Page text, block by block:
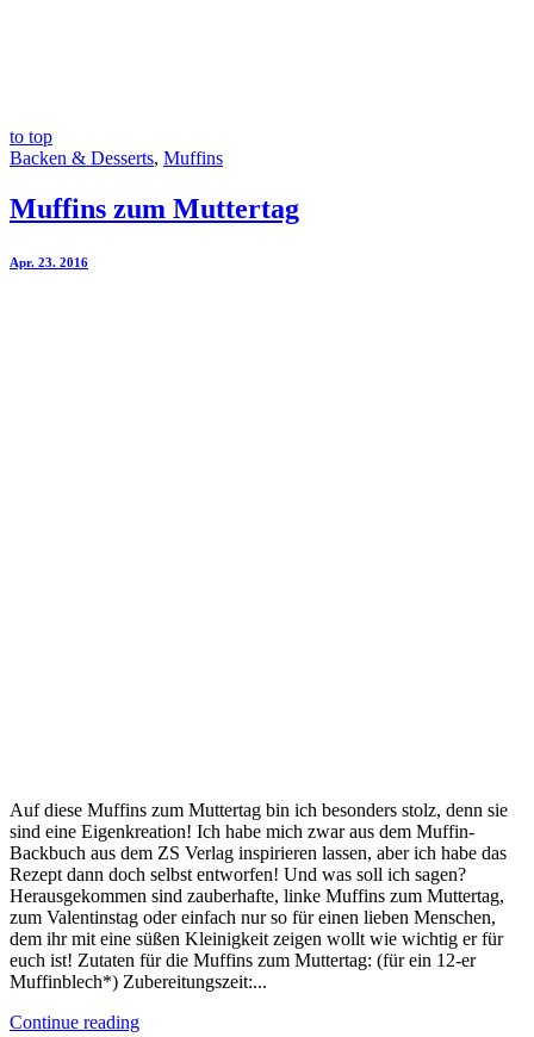
to top
Backen & Desserts, Muffins
Muffins zum Muttertag
Apr. 23. 2016
Auf diese Muffins zum Muttertag bin ich besonders stolz, denn sie
sind eine Eigenkreation! Ich habe mich zwar aus dem Muffin-
Backbuch aus dem ZS Verlag inspirieren lassen, aber ich habe das
Rezept dann doch selbst entworfen! Und was soll ich sagen?
Herausgekommen sind zauberhafte, linke Muffins zum Muttertag,
zum Valentinstag oder einfach nur so für einen lieben Menschen,
dem ihr mit eine süßen Kleinigkeit zeigen wollt wie wichtig er für
euch ist! Zutaten für die Muffins zum Muttertag: (für ein 12-er
Muffinblech*) Zubereitungszeit:...
Continue reading